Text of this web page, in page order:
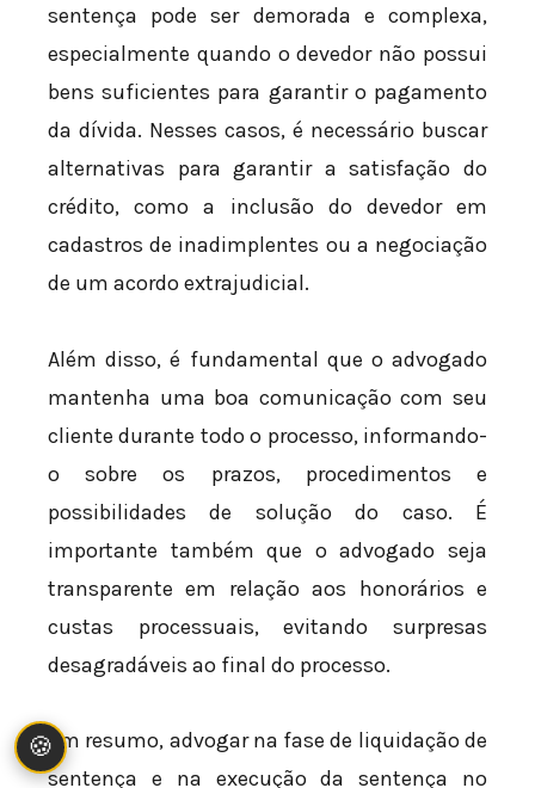
sentença pode ser demorada e complexa,
especialmente quando o devedor não possui
bens suficientes para garantir o pagamento
da dívida. Nesses casos, é necessário buscar
alternativas para garantir a satisfação do
crédito, como a inclusão do devedor em
cadastros de inadimplentes ou a negociação
de um acordo extrajudicial.
Além disso, é fundamental que o advogado
mantenha uma boa comunicação com seu
cliente durante todo o processo, informando-
o sobre os prazos, procedimentos e
possibilidades de solução do caso. É
importante também que o advogado seja
transparente em relação aos honorários e
custas processuais, evitando surpresas
desagradáveis ao final do processo.
Em resumo, advogar na fase de liquidação de
sentença e na execução da sentença no
🍪